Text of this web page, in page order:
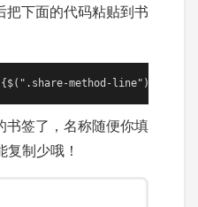
下面的代码粘贴到书
method-
书签了，名称随便你填
制少哦！